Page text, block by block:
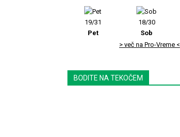
19/31
Pet
18/30
Sob
> več na Pro-Vreme <
BODITE NA TEKOČEM